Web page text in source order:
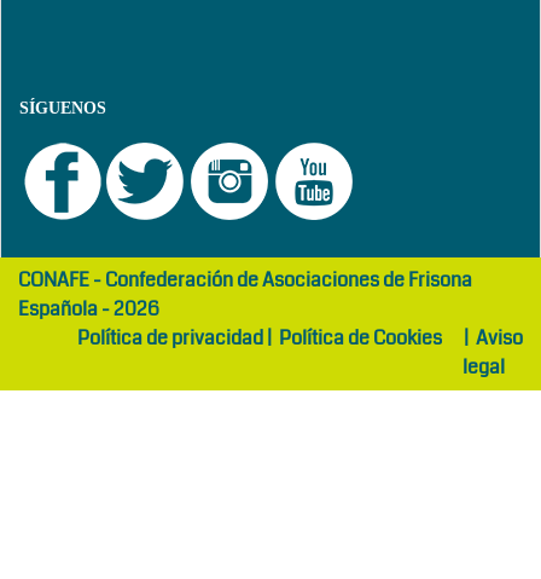
SÍGUENOS
girls
abaya
maltepe
otelCONAFE - Confederación de Asociaciones de Frisona
Española - 2026
Política de privacidad| Política de Cookies | Aviso
legal